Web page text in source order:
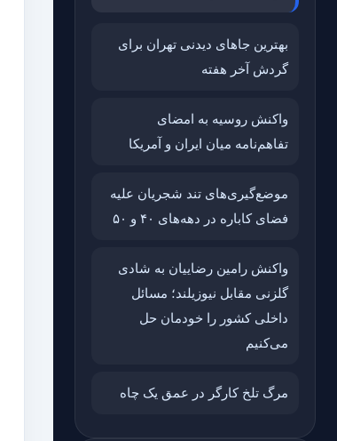
بهترین جاهای دیدنی تهران برای
گردش آخر هفته
واکنش روسیه به امضای
تفاهم‌نامه میان ایران و آمریکا
موضع‌گیری‌های تند شجریان علیه
فضای کاباره در دهه‌های ۴۰ و ۵۰
واکنش رامین رضاییان به شادی
گلزنی مقابل نیوزیلند؛ مسائل
داخلی کشور را خودمان حل
می‌کنیم
مرگ تلخ کارگر در عمق یک چاه